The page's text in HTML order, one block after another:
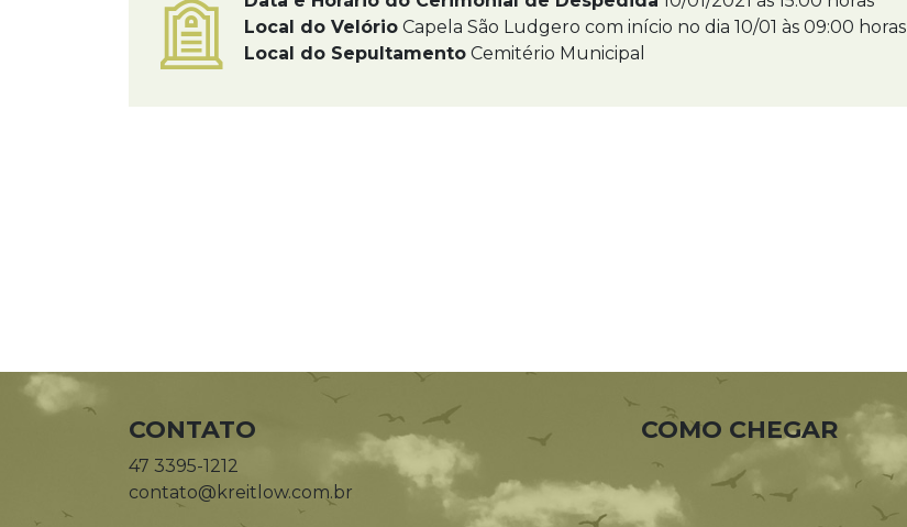
Local do Velório Capela São Ludgero com início no dia 10/01 às 09:00 horas
Local do Sepultamento Cemitério Municipal
CONTATO
47 3395-1212
contato@kreitlow.com.br
COMO CHEGAR